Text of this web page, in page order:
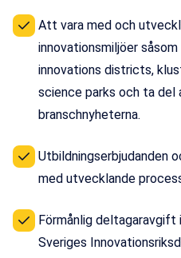
Att vara med och
innovationsmiljöer
innovations districts,
science parks och ta del
branschnyheterna.
Utbildningserbjudanden
med utvecklande
Förmånlig deltagaravgift
Sveriges